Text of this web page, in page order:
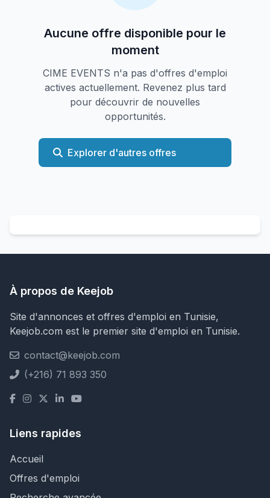
Aucune offre disponible pour le
moment
CIME EVENTS n'a pas d'offres d'emploi
actives actuellement. Revenez plus tard
pour découvrir de nouvelles
opportunités.
Explorer d'autres offres
À propos de Keejob
Site d'annonces et offres d'emploi en Tunisie,
Keejob.com est le premier site d'emploi en Tunisie.
contact@keejob.com
(+216) 71 893 350
Liens rapides
Accueil
Offres d'emploi